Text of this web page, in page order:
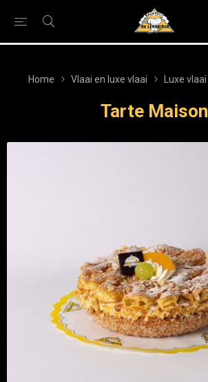
Home Vlaai en luxe vlaai Luxe vlaai
Tarte Maison